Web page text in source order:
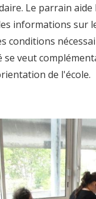
Le parrain
informations sur
conditions
se veut
de l'école.